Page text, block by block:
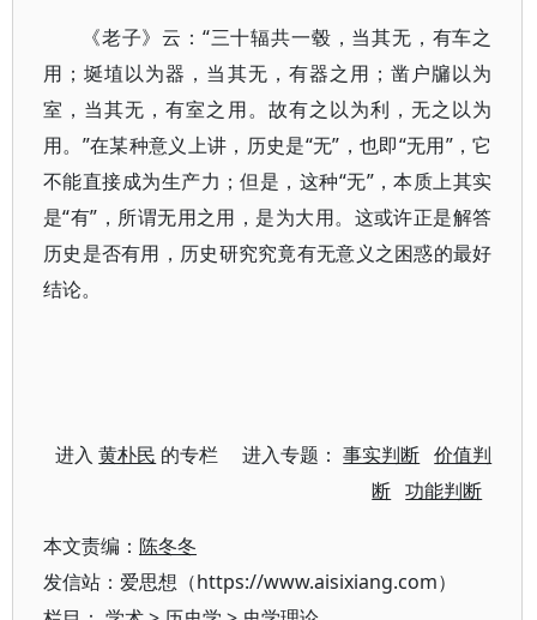
《老子》云：“三十辐共一毂，当其无，有车之
用；埏埴以为器，当其无，有器之用；凿户牖以为
室，当其无，有室之用。故有之以为利，无之以为
用。”在某种意义上讲，历史是“无”，也即“无用”，它
不能直接成为生产力；但是，这种“无”，本质上其实
是“有”，所谓无用之用，是为大用。这或许正是解答
历史是否有用，历史研究究竟有无意义之困惑的最好
结论。
进入黄朴民 的专栏 进入专题：事实判断 价值判
断 功能判断
本文责编： 陈冬冬
发信站：爱思想（https://www.aisixiang.com）